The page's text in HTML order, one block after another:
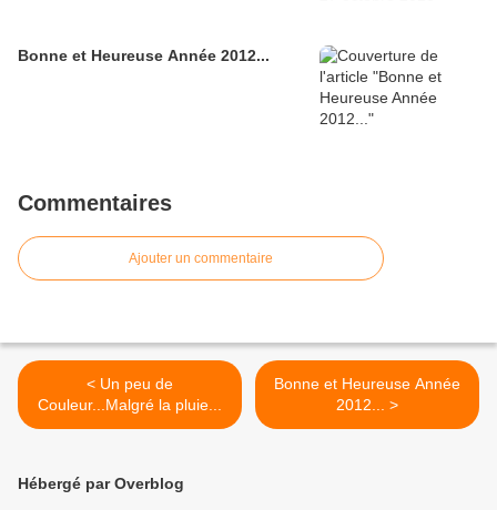
Bonne et Heureuse Année 2012...
Commentaires
Ajouter un commentaire
< Un peu de
Couleur...Malgré la pluie...
Bonne et Heureuse Année
2012... >
Hébergé par Overblog